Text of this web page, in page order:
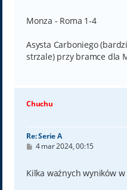
t
Monza - Roma 1-4
Asysta Carboniego
strzale) przy bramce dla
Chuchu
Re: Serie A
P
t
4 mar 2024, 00:15
Kilka ważnych wyników